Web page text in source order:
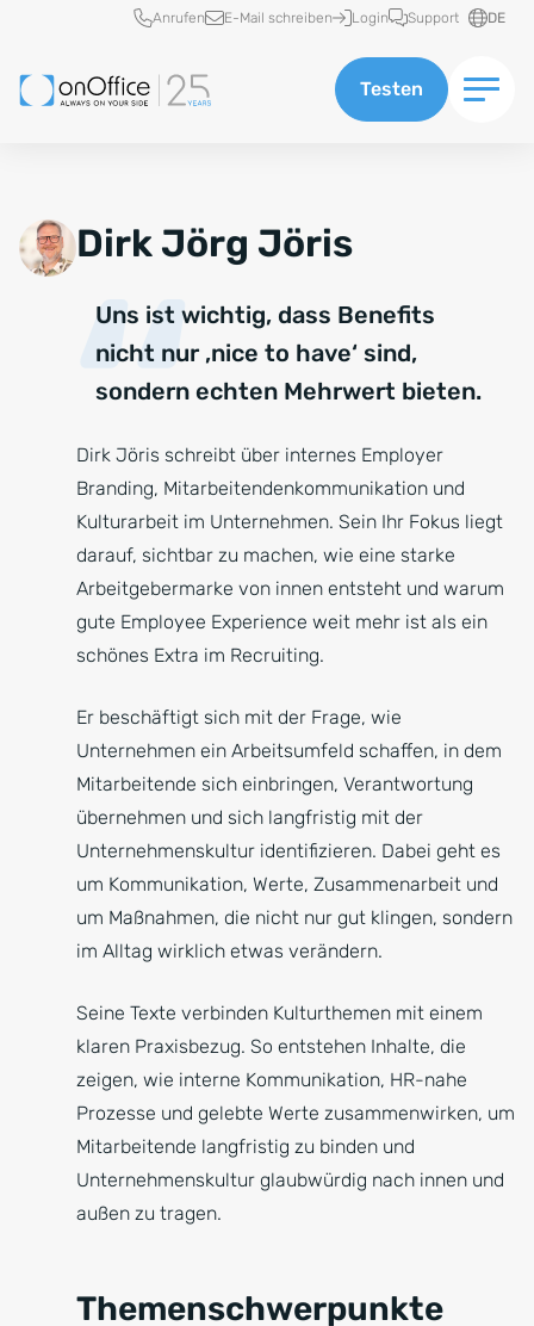
Schnellzugriff
Anrufen E-Mail schreiben Login Support DE
Testen
Dirk Jörg Jöris
Uns ist wichtig, dass Benefits
nicht nur ‚nice to have‘ sind,
sondern echten Mehrwert bieten.
Dirk Jöris schreibt über internes Employer
Branding, Mitarbeitendenkommunikation und
Kulturarbeit im Unternehmen. Sein Ihr Fokus liegt
darauf, sichtbar zu machen, wie eine starke
Arbeitgebermarke von innen entsteht und warum
gute Employee Experience weit mehr ist als ein
schönes Extra im Recruiting.
Er beschäftigt sich mit der Frage, wie
Unternehmen ein Arbeitsumfeld schaffen, in dem
Mitarbeitende sich einbringen, Verantwortung
übernehmen und sich langfristig mit der
Unternehmenskultur identifizieren. Dabei geht es
um Kommunikation, Werte, Zusammenarbeit und
um Maßnahmen, die nicht nur gut klingen, sondern
im Alltag wirklich etwas verändern.
Seine Texte verbinden Kulturthemen mit einem
klaren Praxisbezug. So entstehen Inhalte, die
zeigen, wie interne Kommunikation, HR-nahe
Prozesse und gelebte Werte zusammenwirken, um
Mitarbeitende langfristig zu binden und
Unternehmenskultur glaubwürdig nach innen und
außen zu tragen.
Themenschwerpunkte